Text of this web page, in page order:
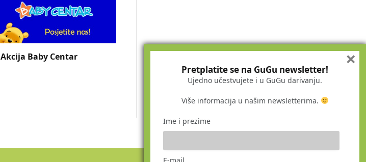
Akcija Baby Centar
Pretplatite se na GuGu newsletter!
Ujedno učestvujete i u GuGu darivanju.
Više informacija u našim newsletterima.
Ime i prezime
×